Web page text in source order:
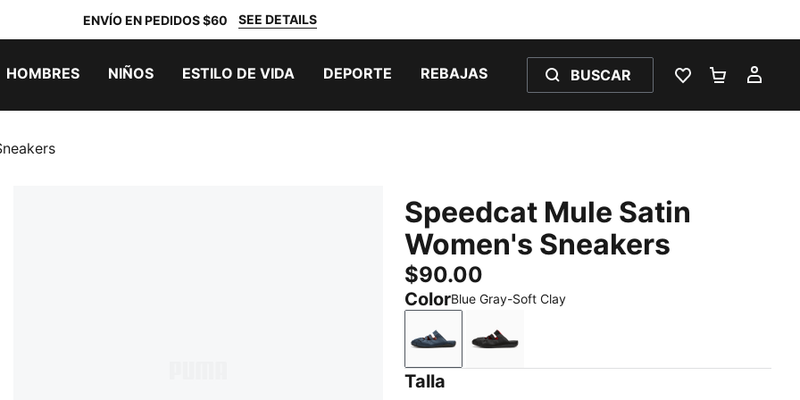
ENVÍO EN PEDIDOS $60 SEE DETAILS
HOMBRES NIÑOS ESTILO DE VIDA DEPORTE REBAJAS BUSCAR
LISTA DE
Speedcat Mule Satin
Women's Sneakers
$90.00
ColorBlue Gray-Soft Clay
Blue Gray-Soft ClayPUMA Black-For All Time Red
Talla